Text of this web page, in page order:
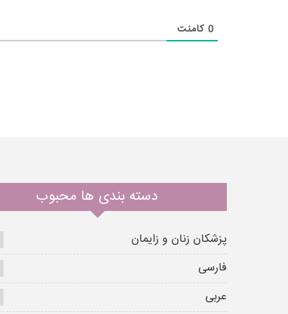
0 کامنت
دسته بندی ها محبوب
پزشکان زنان و زایمان
فارسی
عربی